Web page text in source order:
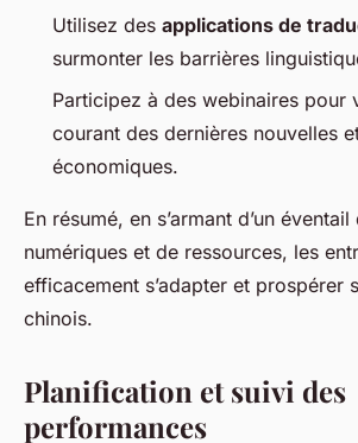
Utilisez des applications de
surmonter les barrières
Participez à des webinaires pour
courant des dernières nouvelles
économiques.
En résumé, en s’armant d’un éventail
numériques et de ressources, les
efficacement s’adapter et prospérer
chinois.
Planification et suivi des
performances